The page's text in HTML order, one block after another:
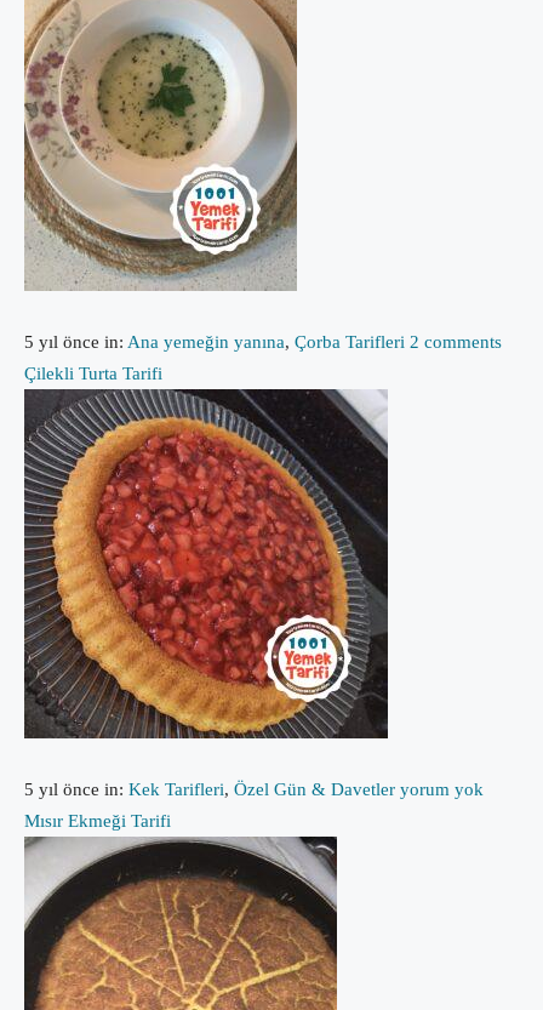
5 yıl önce in: Ana yemeğin yanına, Çorba Tarifleri 2 comments
Çilekli Turta Tarifi
5 yıl önce in: Kek Tarifleri, Özel Gün & Davetler yorum yok
Mısır Ekmeği Tarifi